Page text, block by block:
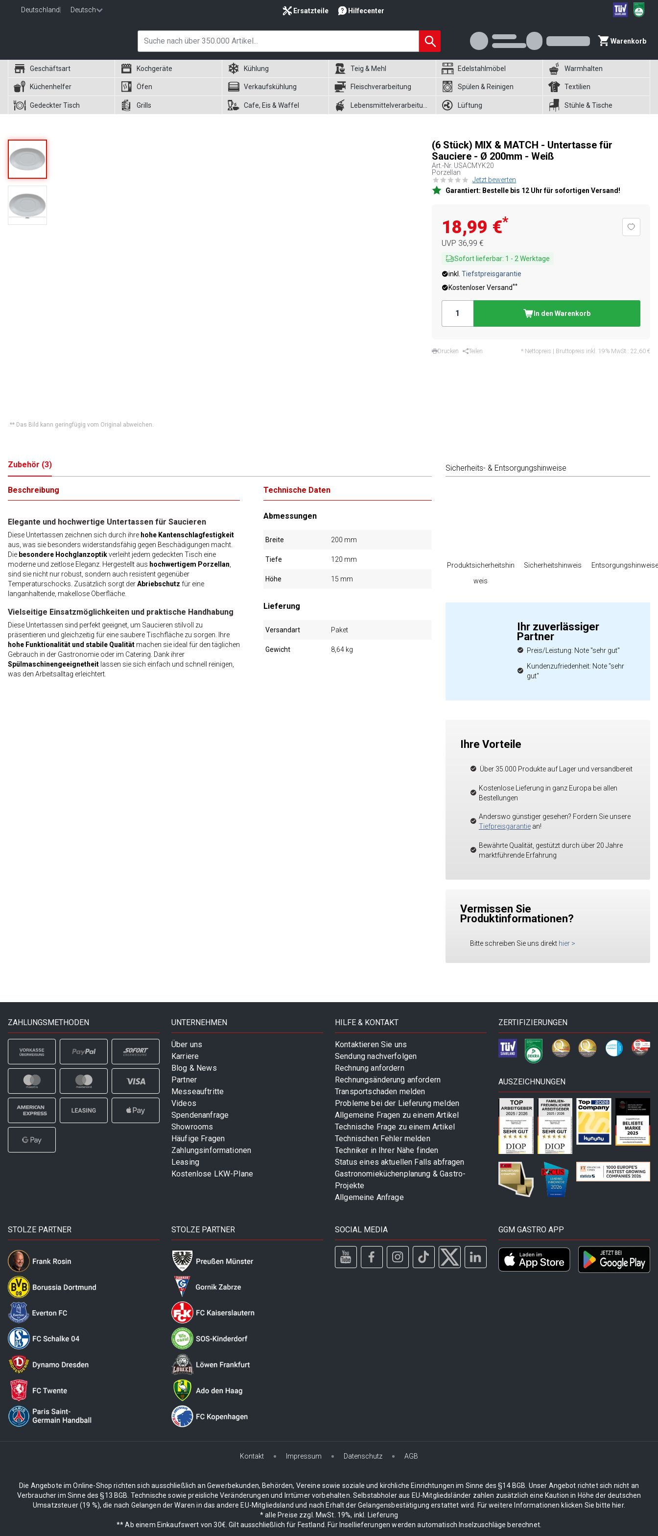
Deutschland Deutsch Ersatzteile Hilfecenter
Warenkorb
Geschäftsart Kochgeräte Kühlung Teig & Mehl Edelstahlmöbel Warmhalten
Küchenhelfer Öfen Verkaufskühlung Fleischverarbeitung Spülen & Reinigen Textilien
Gedeckter Tisch Grills Cafe, Eis & Waffel Lüftung Stühle & Tische
** Das Bild kann geringfügig vom Original abweichen.
(6 Stück) MIX & MATCH - Untertasse für
Sauciere - Ø 200mm - Weiß
Art.-Nr. USACMYK20
Porzellan
Jetzt bewerten
Garantiert: Bestelle bis 12 Uhr für sofortigen Versand!
18,99 €*
UVP 36,99 €
Sofort lieferbar: 1 - 2 Werktage
inkl. Tiefstpreisgarantie
Kostenloser Versand**
In den Warenkorb
Drucken Teilen * Nettopreis | Bruttopreis inkl. 19% MwSt.: 22,60 €
Zubehör (3)
Beschreibung
Elegante und hochwertige Untertassen für Saucieren
Diese Untertassen zeichnen sich durch ihre hohe Kantenschlagfestigkeit
aus, was sie besonders widerstandsfähig gegen Beschädigungen macht.
Die besondere Hochglanzoptikverleiht jedem gedeckten Tisch eine
moderne und zeitlose Eleganz. Hergestellt aus hochwertigem Porzellan
sind sie nicht nur robust, sondern auch resistent gegenüber
Temperaturschocks. Zusätzlich sorgt derAbriebschutz für eine
langanhaltende, makellose Oberfläche.
Vielseitige Einsatzmöglichkeiten und praktische Handhabung
Diese Untertassen sind perfekt geeignet, um Saucieren stilvoll zu
präsentieren und gleichzeitig für eine saubere Tischfläche zu sorgen. Ihre
hohe Funktionalität und stabile Qualität machen sie ideal für den täglichen
Gebrauch in der Gastronomie oder im Catering. Dank ihrer
Spülmaschinengeeignetheit lassen sie sich einfach und schnell reinigen,
was den Arbeitsalltag erleichtert.
Technische Daten
Abmessungen
Breite 200 mm
Tiefe 120 mm
Höhe 15 mm
Lieferung
Versandart Paket
Gewicht 8,64 kg
Sicherheits- & Entsorgungshinweise
Produktsicherheitshin
weis
Sicherheitshinweis
Ihr zuverlässiger
Partner
Preis/Leistung: Note "sehr gut"
Kundenzufriedenheit: Note "sehr
gut"
Ihre Vorteile
Über 35.000 Produkte auf Lager und versandbereit
Kostenlose Lieferung in ganz Europa bei allen
Bestellungen
Anderswo günstiger gesehen? Fordern Sie unsere
Tiefpreisgarantiean!
Bewährte Qualität, gestützt durch über 20 Jahre
marktführende Erfahrung
Vermissen Sie
Produktinformationen?
Bitte schreiben Sie uns direkt hier >
ZAHLUNGSMETHODEN UNTERNEHMEN
Über uns
Karriere
Blog & News
Partner
Messeauftritte
Videos
Spendenanfrage
Showrooms
Häufige Fragen
Zahlungsinformationen
Leasing
Kostenlose LKW-Plane
HILFE & KONTAKT
Kontaktieren Sie uns
Sendung nachverfolgen
Rechnung anfordern
Rechnungsänderung anfordern
Transportschaden melden
Probleme bei der Lieferung melden
Allgemeine Fragen zu einem Artikel
Technische Frage zu einem Artikel
Technischen Fehler melden
Techniker in Ihrer Nähe finden
Status eines aktuellen Falls abfragen
Gastronomieküchenplanung & Gastro-
Projekte
Allgemeine Anfrage
ZERTIFIZIERUNGEN
AUSZEICHNUNGEN
STOLZE PARTNER STOLZE PARTNER SOCIAL MEDIA GGM GASTRO APP
Kontakt Impressum Datenschutz AGB
Die Angebote im Online-Shop richten sich ausschließlich an Gewerbekunden, Behörden, Vereine sowie soziale und kirchliche Einrichtungen im Sinne des §14 BGB. Unser Angebot richtet sich nicht an
Verbraucher im Sinne des §13 BGB. Technische sowie preisliche Veränderungen und Irrtümer vorbehalten. Selbstabholer aus EU-Mitgliedsländer zahlen zusätzlich eine Kaution in Höhe der deutschen
Umsatzsteuer (19 %), die nach Gelangen der Waren in das andere EU-Mitgliedsland und nach Erhalt der Gelangensbestätigung erstattet wird. Für weitere Informationen klicken Sie bitte hier.
* alle Preise zzgl. MwSt. 19%, inkl. Lieferung
** Ab einem Einkaufswert von 30€. Gilt ausschließlich für Festland. Für Insellieferungen werden automatisch Inselzuschläge berechnet.